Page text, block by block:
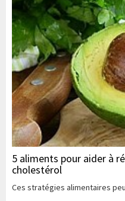
5 aliments pour aider à
cholestérol
Ces stratégies alimentaires